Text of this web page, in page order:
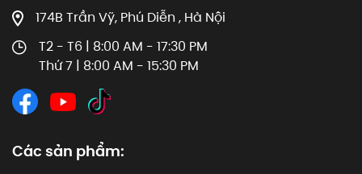
174B Trần Vỹ, Phú Diễn , Hà Nội
T2 - T6 | 8:00 AM - 17:30 PM
Thứ 7 | 8:00 AM - 15:30 PM
Các sản phẩm: